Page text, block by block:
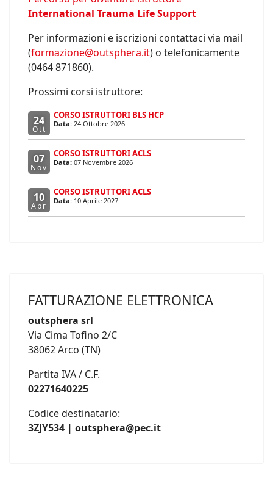
International Trauma Life Support
Per informazioni e iscrizioni contattaci via mail
(formazione@outsphera.it) o telefonicamente
(0464 871860).
Prossimi corsi istruttore:
24
Ott
CORSO ISTRUTTORI BLS HCP
Data: 24 Ottobre 2026
07
Nov
CORSO ISTRUTTORI ACLS
Data: 07 Novembre 2026
10
Apr
CORSO ISTRUTTORI ACLS
Data: 10 Aprile 2027
FATTURAZIONE ELETTRONICA
outsphera srl
Via Cima Tofino 2/C
38062 Arco (TN)
Partita IVA / C.F.
02271640225
Codice destinatario:
3ZJY534 | outsphera@pec.it